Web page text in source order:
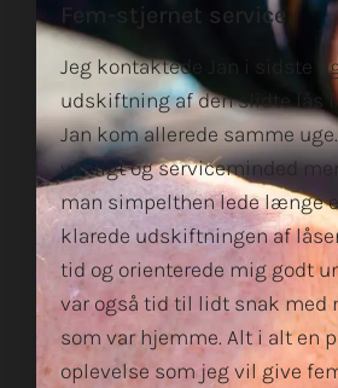
Fem-stjernet service
Jeg kontaktede Jan i sidste
udskiftning af den slidte lås i
Jan kom allerede samme
venligt og serviceminded
man simpelthen lede længe
klarede udskiftningen af
tid og orienterede mig godt
var også tid til lidt snak med
som var hjemme. Alt i alt en
oplevelse som jeg vil give